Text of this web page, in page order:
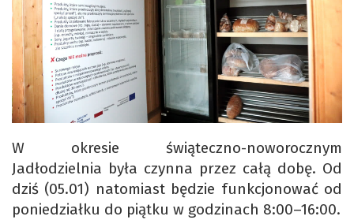
W okresie świąteczno-noworocznym
Jadłodzielnia była czynna przez całą dobę. Od
dziś (05.01) natomiast będzie funkcjonować od
poniedziałku do piątku w godzinach 8:00–16:00.